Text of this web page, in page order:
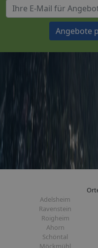
Angebote
Adelsheim
Ravenstein
Roigheim
Ahorn
Schöntal